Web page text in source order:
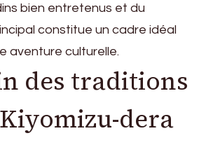
bien entretenus et du
constitue un cadre idéal
aventure culturelle.
des traditions
dera